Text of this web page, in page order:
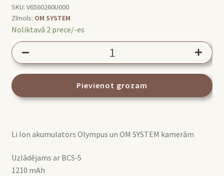
SKU: V6560260U000
Zīmols: OM SYSTEM
Noliktavā 2 prece/-es
BLS-
Li-
daudzums
Pievienot grozam
Li Ion akumulators Olympus un OM SYSTEM kamerām
Uzlādējams ar BCS‑5
1210 mAh